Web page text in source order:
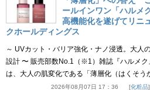
ールインワン「ハルメ
高機能化を遂げてリニ
クホールディングス
～ UVカット・バリア強化・ナノ浸透。大人
設計 〜 販売部数No.1（※1）雑誌『ハルメク
は、大人の肌変化である「薄層化（はくそ
2026年08月07日 17：36 化粧品